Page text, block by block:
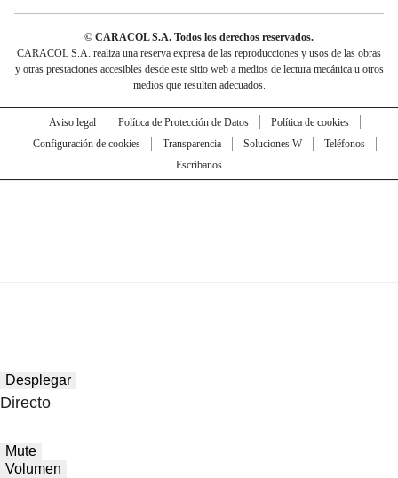
© CARACOL S.A. Todos los derechos reservados.
CARACOL S.A. realiza una reserva expresa de las reproducciones y usos de las obras
y otras prestaciones accesibles desde este sitio web a medios de lectura mecánica u otros
medios que resulten adecuados.
Aviso legal Política de Protección de Datos
Política de cookies
Configuración de cookies
Transparencia Soluciones W
Teléfonos
Escríbanos
Desplegar
Directo
Mute
Volumen